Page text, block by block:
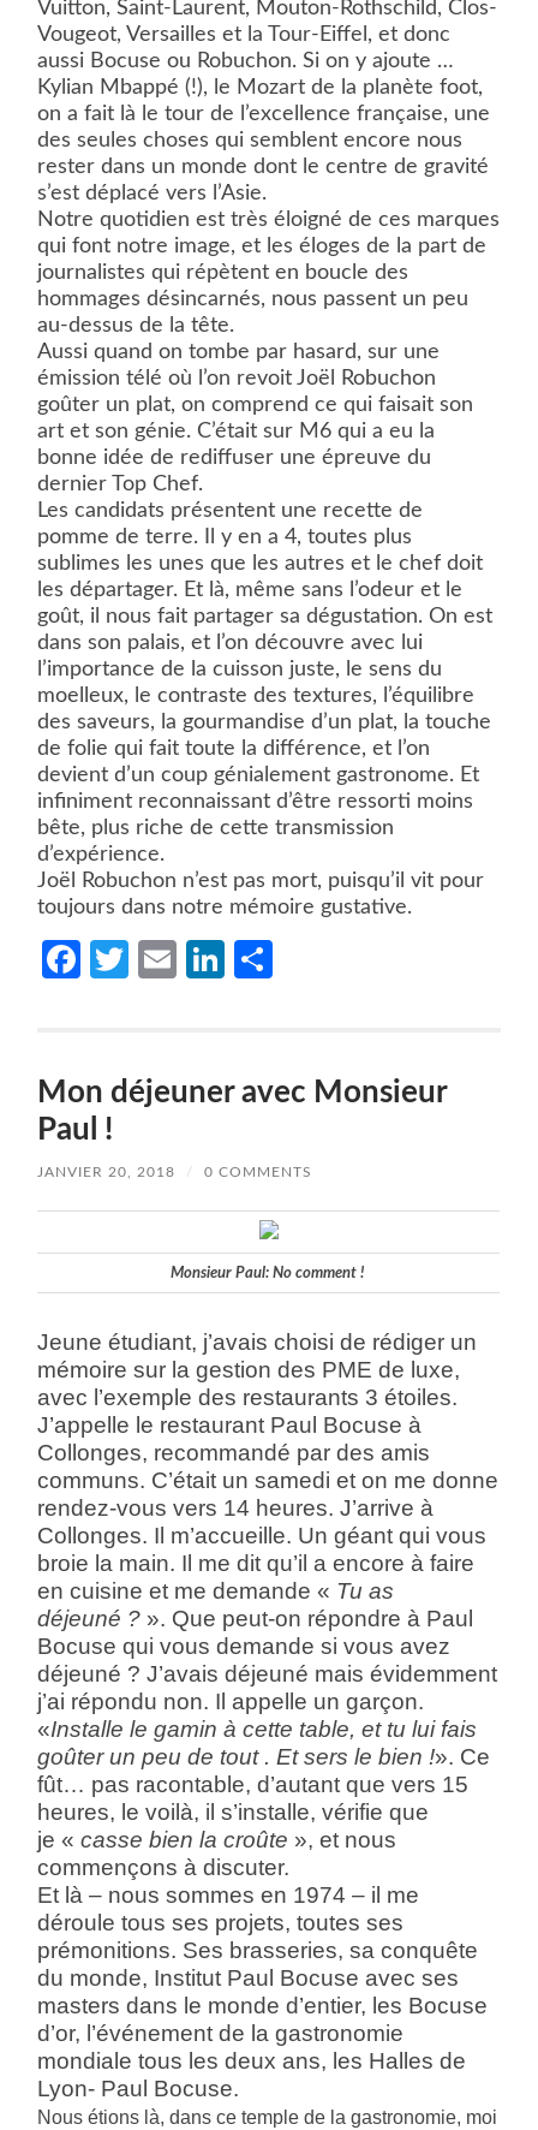
Vuitton, Saint-Laurent, Mouton-Rothschild, Clos-
Vougeot, Versailles et la Tour-Eiffel, et donc
aussi Bocuse ou Robuchon. Si on y ajoute …
Kylian Mbappé (!), le Mozart de la planète foot,
on a fait là le tour de l’excellence française, une
des seules choses qui semblent encore nous
rester dans un monde dont le centre de gravité
s’est déplacé vers l’Asie.
Notre quotidien est très éloigné de ces marques
qui font notre image, et les éloges de la part de
journalistes qui répètent en boucle des
hommages désincarnés, nous passent un peu
au-dessus de la tête.
Aussi quand on tombe par hasard, sur une
émission télé où l’on revoit Joël Robuchon
goûter un plat, on comprend ce qui faisait son
art et son génie. C’était sur M6 qui a eu la
bonne idée de rediffuser une épreuve du
dernier Top Chef.
Les candidats présentent une recette de
pomme de terre. Il y en a 4, toutes plus
sublimes les unes que les autres et le chef doit
les départager. Et là, même sans l’odeur et le
goût, il nous fait partager sa dégustation. On est
dans son palais, et l’on découvre avec lui
l’importance de la cuisson juste, le sens du
moelleux, le contraste des textures, l’équilibre
des saveurs, la gourmandise d’un plat, la touche
de folie qui fait toute la différence, et l’on
devient d’un coup génialement gastronome. Et
infiniment reconnaissant d’être ressorti moins
bête, plus riche de cette transmission
d’expérience.
Joël Robuchon n’est pas mort, puisqu’il vit pour
toujours dans notre mémoire gustative.
Facebook
Twitter
EmailLinkedIn
Mon déjeuner avec Monsieur
Paul !
JANVIER 20, 2018 / 0 COMMENTS
Monsieur Paul: No comment !
Jeune étudiant, j’avais choisi de rédiger un
mémoire sur la gestion des PME de luxe,
avec l’exemple des restaurants 3 étoiles.
J’appelle le restaurant Paul Bocuse à
Collonges, recommandé par des amis
communs. C’était un samedi et on me donne
rendez-vous vers 14 heures. J’arrive à
Collonges. Il m’accueille. Un géant qui vous
broie la main. Il me dit qu’il a encore à faire
en cuisine et me demande « Tu as
déjeuné ? ». Que peut-on répondre à Paul
Bocuse qui vous demande si vous avez
déjeuné ? J’avais déjeuné mais évidemment
j’ai répondu non. Il appelle un garçon.
«Installe le gamin à cette table, et tu lui fais
goûter un peu de tout . Et sers le bien !». Ce
fût… pas racontable, d’autant que vers 15
heures, le voilà, il s’installe, vérifie que
je «casse bien la croûte », et nous
commençons à discuter.
Et là – nous sommes en 1974 – il me
déroule tous ses projets, toutes ses
prémonitions. Ses brasseries, sa conquête
du monde, Institut Paul Bocuse avec ses
masters dans le monde d’entier, les Bocuse
d’or, l’événement de la gastronomie
mondiale tous les deux ans, les Halles de
Lyon- Paul Bocuse.
Nous étions là, dans ce temple de la gastronomie, moi